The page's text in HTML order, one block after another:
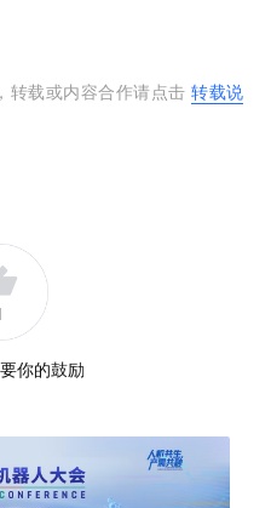
转载或内容合作请点击转载说
你的鼓励